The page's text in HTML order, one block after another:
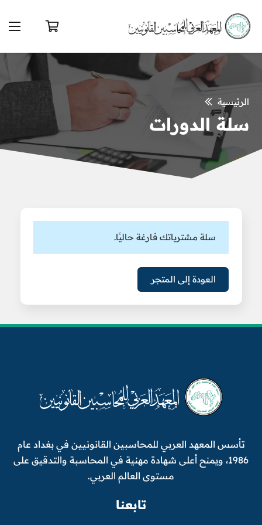
الرئيسية
سلة الدورات
سلة مشترياتك فارغة حاليًا.
العودة إلى المتجر
تأسس المعهد العربي للمحاسبين القانونيين في بغداد عام
1986، ويمنح أعلى شهادة مهنية في المحاسبة والتدقيق على
مستوى العالم العربي.
تابعنا